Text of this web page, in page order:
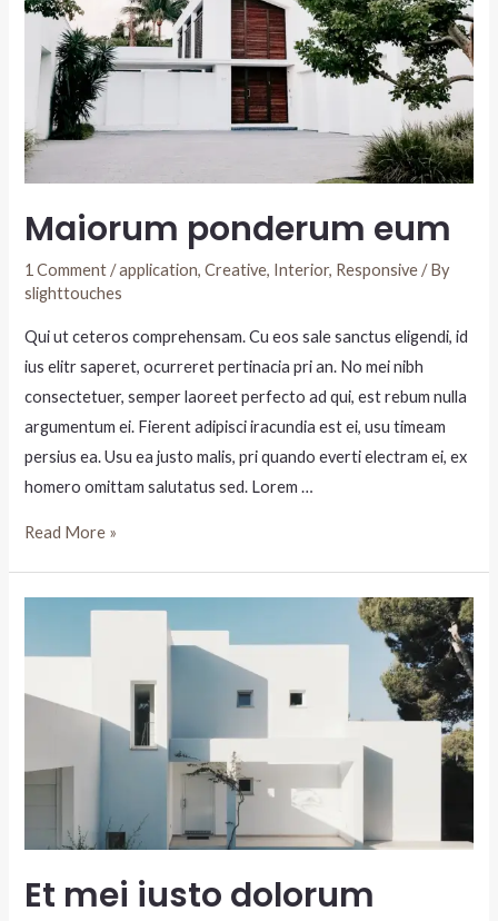
Maiorum ponderum eum
1 Comment /application,Creative, Interior, Responsive/ By
slighttouches
Qui ut ceteros comprehensam. Cu eos sale sanctus eligendi, id
ius elitr saperet, ocurreret pertinacia pri an. No mei nibh
consectetuer, semper laoreet perfecto ad qui, est rebum nulla
argumentum ei. Fierent adipisci iracundia est ei, usu timeam
persius ea. Usu ea justo malis, pri quando everti electram ei, ex
homero omittam salutatus sed. Lorem …
Read More »
Et mei iusto dolorum